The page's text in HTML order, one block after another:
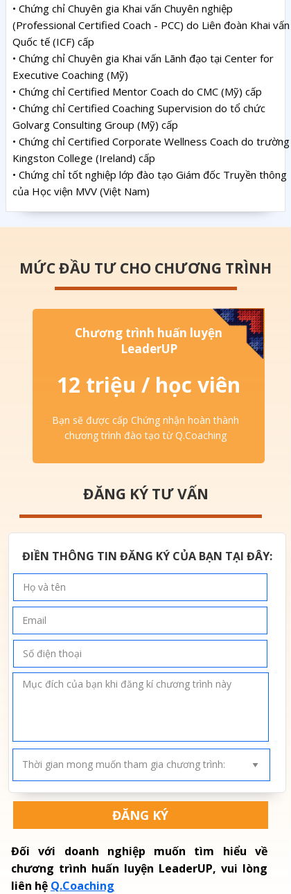
• Chứng chỉ Chuyên gia Khai vấn Chuyên nghiệp
(Professional Certified Coach - PCC) do Liên đoàn Khai vấn
Quốc tế (ICF) cấp
• Chứng chỉ Chuyên gia Khai vấn Lãnh đạo tại Center for
Executive Coaching (Mỹ)
• Chứng chỉ Certified Mentor Coach do CMC (Mỹ) cấp
• Chứng chỉ Certified Coaching Supervision do tổ chức
Golvarg Consulting Group (Mỹ) cấp
• Chứng chỉ Certified Corporate Wellness Coach do trường
Kingston College (Ireland) cấp
• Chứng chỉ tốt nghiệp lớp đào tạo Giám đốc Truyền thông
của Học viện MVV (Việt Nam)
12 triệu / học viên
Chương trình huấn luyện
LeaderUP
Bạn sẽ được cấp Chứng nhận hoàn thành
chương trình đào tạo từ Q.Coaching
ĐĂNG KÝ
MỨC ĐẦU TƯ CHO CHƯƠNG TRÌNH
ĐIỀN THÔNG TIN ĐĂNG KÝ CỦA BẠN TẠI ĐÂY:
ĐĂNG KÝ TƯ VẤN
Đối với doanh nghiệp muốn tìm hiểu về
chương trình huấn luyện LeaderUP, vui lòng
liên hệ Q.Coaching